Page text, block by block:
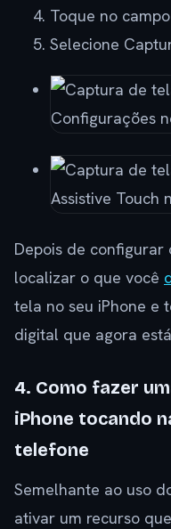
Toque no
Selecione
Depois de configurar
localizar o que você
tela no seu iPhone e
digital que agora
4. Como fazer
iPhone tocando
telefone
Semelhante ao uso
ativar um recurso